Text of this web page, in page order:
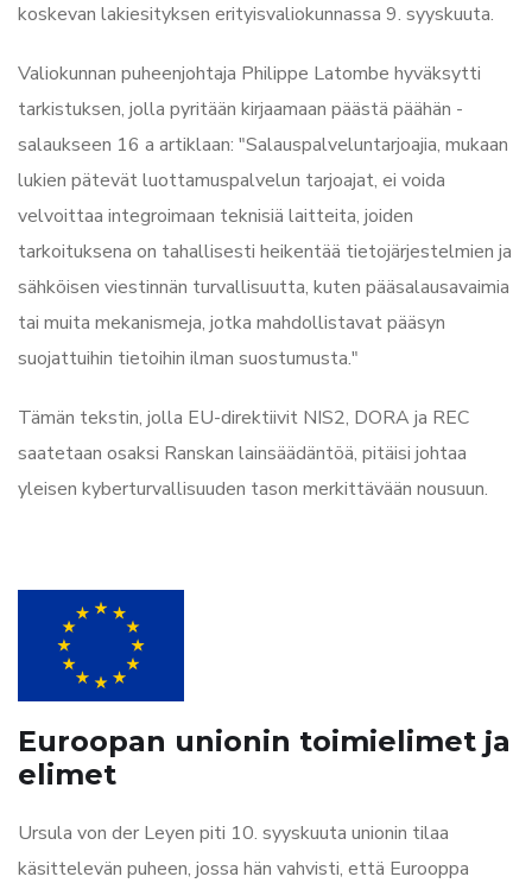
koskevan lakiesityksen erityisvaliokunnassa 9. syyskuuta.
Valiokunnan puheenjohtaja Philippe Latombe hyväksytti
tarkistuksen, jolla pyritään kirjaamaan päästä päähän -
salaukseen 16 a artiklaan: "Salauspalveluntarjoajia, mukaan
lukien pätevät luottamuspalvelun tarjoajat, ei voida
velvoittaa integroimaan teknisiä laitteita, joiden
tarkoituksena on tahallisesti heikentää tietojärjestelmien ja
sähköisen viestinnän turvallisuutta, kuten pääsalausavaimia
tai muita mekanismeja, jotka mahdollistavat pääsyn
suojattuihin tietoihin ilman suostumusta."
Tämän tekstin, jolla EU-direktiivit NIS2, DORA ja REC
saatetaan osaksi Ranskan lainsäädäntöä, pitäisi johtaa
yleisen kyberturvallisuuden tason merkittävään nousuun.
Euroopan unionin toimielimet ja
elimet
Ursula von der Leyen piti 10. syyskuuta unionin tilaa
käsittelevän puheen, jossa hän vahvisti, että Eurooppa